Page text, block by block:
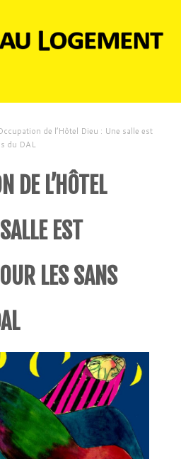
de l’Hôtel Dieu : Une salle est
du DAL
DE L’HÔTEL
EST
LES SANS